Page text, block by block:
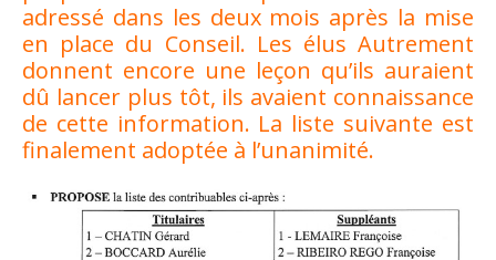
adressé dans les deux mois après la mise
en place du Conseil. Les élus Autrement
donnent encore une leçon qu’ils auraient
dû lancer plus tôt, ils avaient connaissance
de cette information. La liste suivante est
finalement adoptée à l’unanimité.